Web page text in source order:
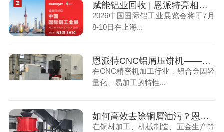
赋能铝业回收 | 恩派特亮相上海国际铝工业展
2026中国国际铝工业展览会将于7月
8-10日在上海...
恩派特CNC铝屑压饼机——盘活废屑价值，赋能机加工绿色回收！
在CNC精密机加工行业，铝合金因轻
量化、易加工的特性...
如何高效去除铜屑油污？恩派特铜屑脱油机给出答案！
在铜材加工、机械制造、五金生产等